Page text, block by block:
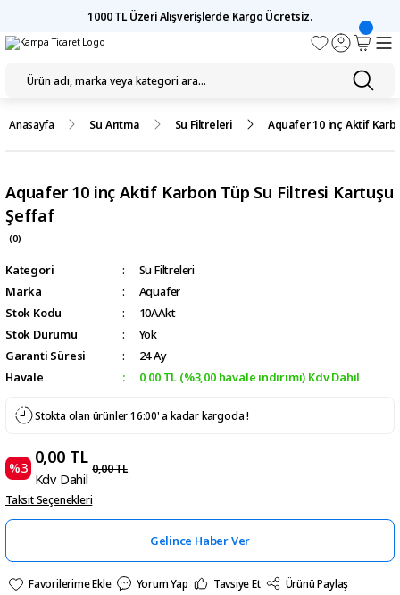
1000 TL Üzeri Alışverişlerde Kargo Ücretsiz.
Anasayfa Su Arıtma Su Filtreleri Aquafer 10 inç Aktif
Aquafer 10 inç Aktif Karbon Tüp Su Filtresi Kartuşu
Şeffaf
(0)
Kategori
Su Filtreleri
Marka
Aquafer
Stok Kodu
10AAkt
Stok Durumu
Yok
Garanti Süresi
24 Ay
Havale
0,00 TL (%3,00 havale indirimi) Kdv Dahil
Stokta olan ürünler 16:00' a kadar kargoda !
%3
0,00 TL
Kdv Dahil
0,00 TL
Taksit Seçenekleri
Gelince Haber Ver
Yorum Yap Tavsiye Et
Ürünü Paylaş